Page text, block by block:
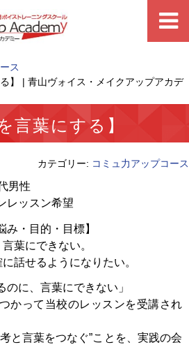
ス
】 | 青山ヴォイス・メイクアップアカデ
言葉にする】
カテゴリー: コミュ力アップコース
男性
レッスン希望
み・目的・目標】
葉にできない。
話せるようになりたい。
のに、言葉にできない」
かって当校のレッスンを受講され
と言葉をつなぐ”ことを、実践の会